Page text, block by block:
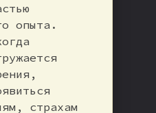
опыта.
страхам